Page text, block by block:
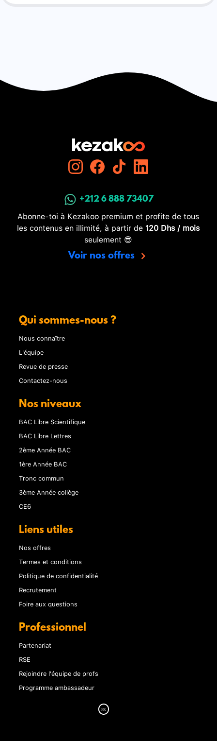
+212 6 888 73407
Abonne-toi à Kezakoo premium et profite de tous
les contenus en illimité, à partir de 120 Dhs / mois
seulement 😎
Voir nos offres
Qui sommes-nous ?
Nous connaître
L'équipe
Revue de presse
Contactez-nous
Nos niveaux
BAC Libre Scientifique
BAC Libre Lettres
2ème Année BAC
1ère Année BAC
Tronc commun
3ème Année collège
CE6
Liens utiles
Nos offres
Termes et conditions
Politique de confidentialité
Recrutement
Foire aux questions
Professionnel
Partenariat
RSE
Rejoindre l'équipe de profs
Programme ambassadeur